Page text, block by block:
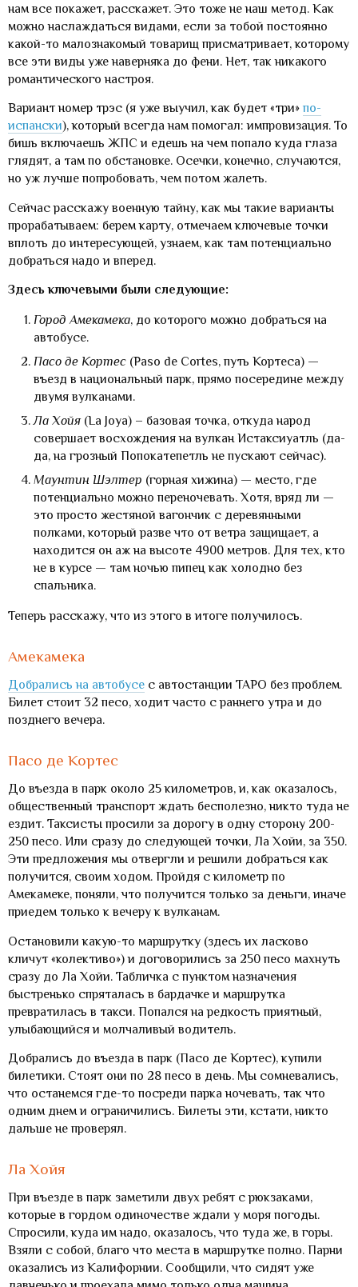
нам все покажет, расскажет. Это тоже не наш метод. Как
можно наслаждаться видами, если за тобой постоянно
какой-то малознакомый товарищ присматривает, которому
все эти виды уже наверняка до фени. Нет, так никакого
романтического настроя.
Вариант номер трэс (я уже выучил, как будет «три» по-
испански), который всегда нам помогал: импровизация. То
бишь включаешь ЖПС и едешь на чем попало куда глаза
глядят, а там по обстановке. Осечки, конечно, случаются,
но уж лучше попробовать, чем потом жалеть.
Сейчас расскажу военную тайну, как мы такие варианты
прорабатываем: берем карту, отмечаем ключевые точки
вплоть до интересующей, узнаем, как там потенциально
добраться надо и вперед.
Здесь ключевыми были следующие:
Город Амекамека, до которого можно добраться на
автобусе.
Пасо де Кортес (Paso de Cortes, путь Кортеса) —
въезд в национальный парк, прямо посередине между
двумя вулканами.
Ла Хойя(La Joya) – базовая точка, откуда народ
совершает восхождения на вулкан Истаксиуатль (да-
да, на грозный Попокатепетль не пускают сейчас).
Маунтин Шэлтер (горная хижина) — место, где
потенциально можно переночевать. Хотя, вряд ли —
это просто жестяной вагончик с деревянными
полками, который разве что от ветра защищает, а
находится он аж на высоте 4900 метров. Для тех, кто
не в курсе — там ночью пипец как холодно без
спальника.
Теперь расскажу, что из этого в итоге получилось.
Амекамека
Добрались на автобусе с автостанции TAPO без проблем.
Билет стоит 32 песо, ходит часто с раннего утра и до
позднего вечера.
Пасо де Кортес
До въезда в парк около 25 километров, и, как оказалось,
общественный транспорт ждать бесполезно, никто туда не
ездит. Таксисты просили за дорогу в одну сторону 200-
250 песо. Или сразу до следующей точки, Ла Хойи, за 350.
Эти предложения мы отвергли и решили добраться как
получится, своим ходом. Пройдя с километр по
Амекамеке, поняли, что получится только за деньги, иначе
приедем только к вечеру к вулканам.
Остановили какую-то маршрутку (здесь их ласково
кличут «колективо») и договорились за 250 песо махнуть
сразу до Ла Хойи. Табличка с пунктом назначения
быстренько спряталась в бардачке и маршрутка
превратилась в такси. Попался на редкость приятный,
улыбающийся и молчаливый водитель.
Добрались до въезда в парк (Пасо де Кортес), купили
билетики. Стоят они по 28 песо в день. Мы сомневались,
что останемся где-то посреди парка ночевать, так что
одним днем и ограничились. Билеты эти, кстати, никто
дальше не проверял.
Ла Хойя
При въезде в парк заметили двух ребят с рюкзаками,
которые в гордом одиночестве ждали у моря погоды.
Спросили, куда им надо, оказалось, что туда же, в горы.
Взяли с собой, благо что места в маршрутке полно. Парни
оказались из Калифорнии. Сообщили, что сидят уже